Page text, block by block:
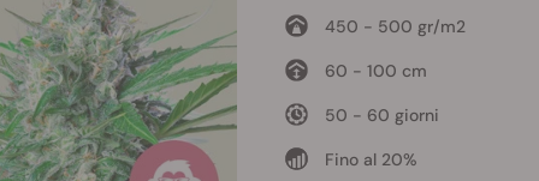
450 - 500 gr/m2
60 - 100 cm
50 - 60 giorni
Fino al 20%